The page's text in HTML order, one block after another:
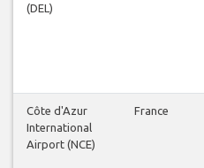
(DEL)
Côte d'Azur
International
Airport (NCE)
France